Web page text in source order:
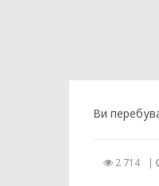
Ви
2 714 |